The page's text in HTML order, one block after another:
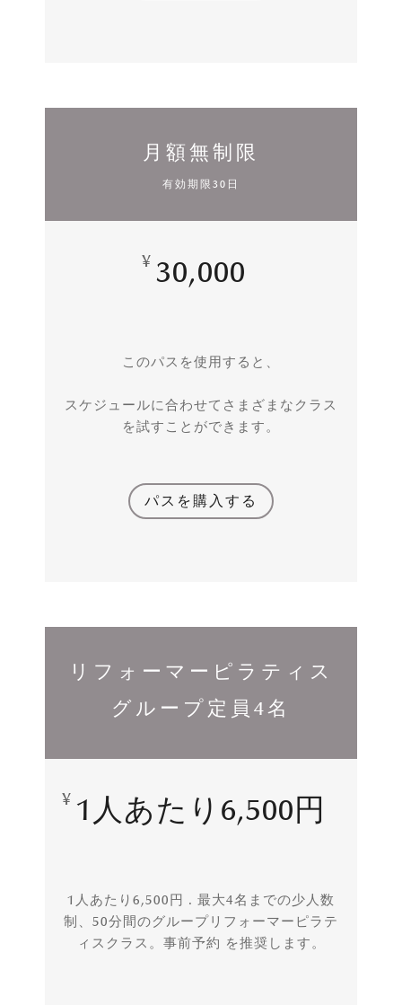
月額無制限
有効期限30日
¥ 30,000
このパスを使用すると、
スケジュールに合わせてさまざまなクラス
を試すことができます。
パスを購入する
リフォーマーピラティス
グループ定員4名
¥ 1人あたり6,500円
1人あたり6,500円 . 最大4名までの少人数
制、50分間のグループリフォーマーピラテ
ィスクラス。事前予約 を推奨します。